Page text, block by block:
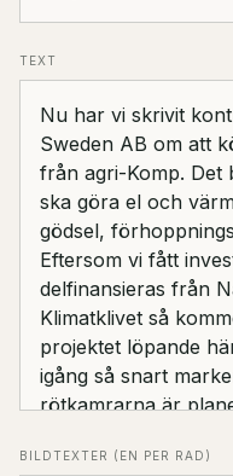
TEXT
BILDTEXTER (EN PER RAD)